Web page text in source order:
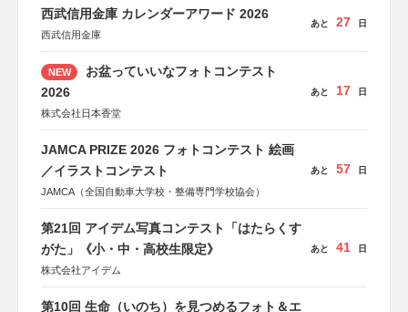
西武信用金庫 カレンダーアワード 2026
西武信用金庫
あと 27 日
NEW
お盆っていいなフォトコンテスト
2026
株式会社日本香堂
あと 17 日
JAMCA PRIZE 2026 フォトコンテスト 絵画
／イラストコンテスト
JAMCA（全国自動車大学校・整備専門学校協会）
あと 57 日
第21回 アイデム写真コンテスト「はたらくす
がた」《小・中・高校生限定》
株式会社アイデム
あと 41 日
第10回 生命（いのち）を見つめるフォト＆エ